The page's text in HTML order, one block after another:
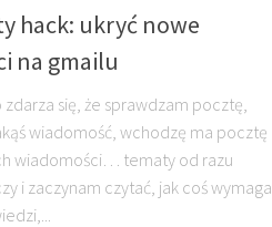
hack: ukryć nowe
na gmailu
zdarza się, że sprawdzam pocztę,
wiadomość, wchodzę ma pocztę
wiadomości… tematy od razu
i zaczynam czytać, jak coś wymaga